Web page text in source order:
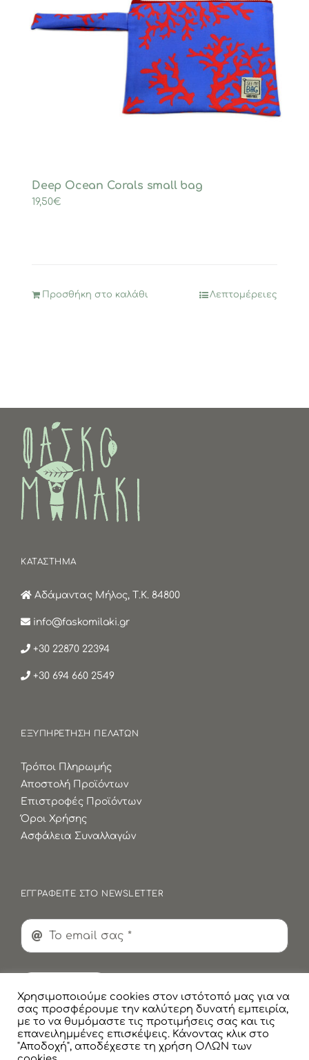
Deep Ocean Corals small bag
19,50€
Προσθήκη στο καλάθι Λεπτομέρειες
ΚΑΤΑΣΤΗΜΑ
Αδάμαντας Μήλος, Τ.Κ. 84800
info@faskomilaki.gr
+30 22870 22394
+30 694 660 2549
ΕΞΥΠΗΡΕΤΗΣΗ ΠΕΛΑΤΩΝ
Τρόποι Πληρωμής
Αποστολή Προϊόντων
Επιστροφές Προϊόντων
Όροι Χρήσης
Ασφάλεια Συναλλαγών
ΕΓΓΡΑΦΕΙΤΕ ΣΤΟ NEWSLETTER
Χρησιμοποιούμε cookies στον ιστότοπό μας για να
σας προσφέρουμε την καλύτερη δυνατή εμπειρία,
με το να θυμόμαστε τις προτιμήσεις σας και τις
επανειλημμένες επισκέψεις. Κάνοντας κλικ στο
"Αποδοχή", αποδέχεστε τη χρήση ΟΛΩΝ των